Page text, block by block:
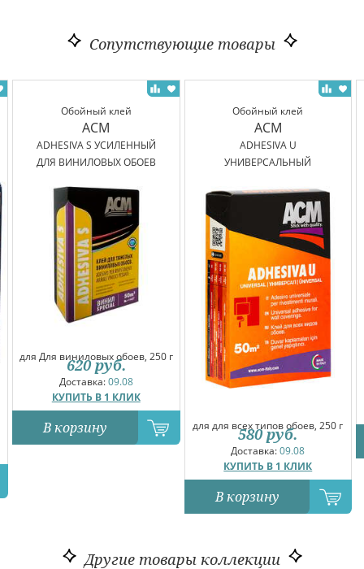
Сопутствующие товары
Обойный клей
ACM
ADHESIVA S УСИЛЕННЫЙ
ДЛЯ ВИНИЛОВЫХ ОБОЕВ
для Для виниловых обоев, 250 г
Доставка:09.08
КУПИТЬ В 1 КЛИК
620 руб.
В корзину
Обойный клей
ACM
ADHESIVA U
УНИВЕРСАЛЬНЫЙ
для для всех типов обоев, 250 г
Доставка:09.08
КУПИТЬ В 1 КЛИК
580 руб.
В корзину
Другие товары коллекции